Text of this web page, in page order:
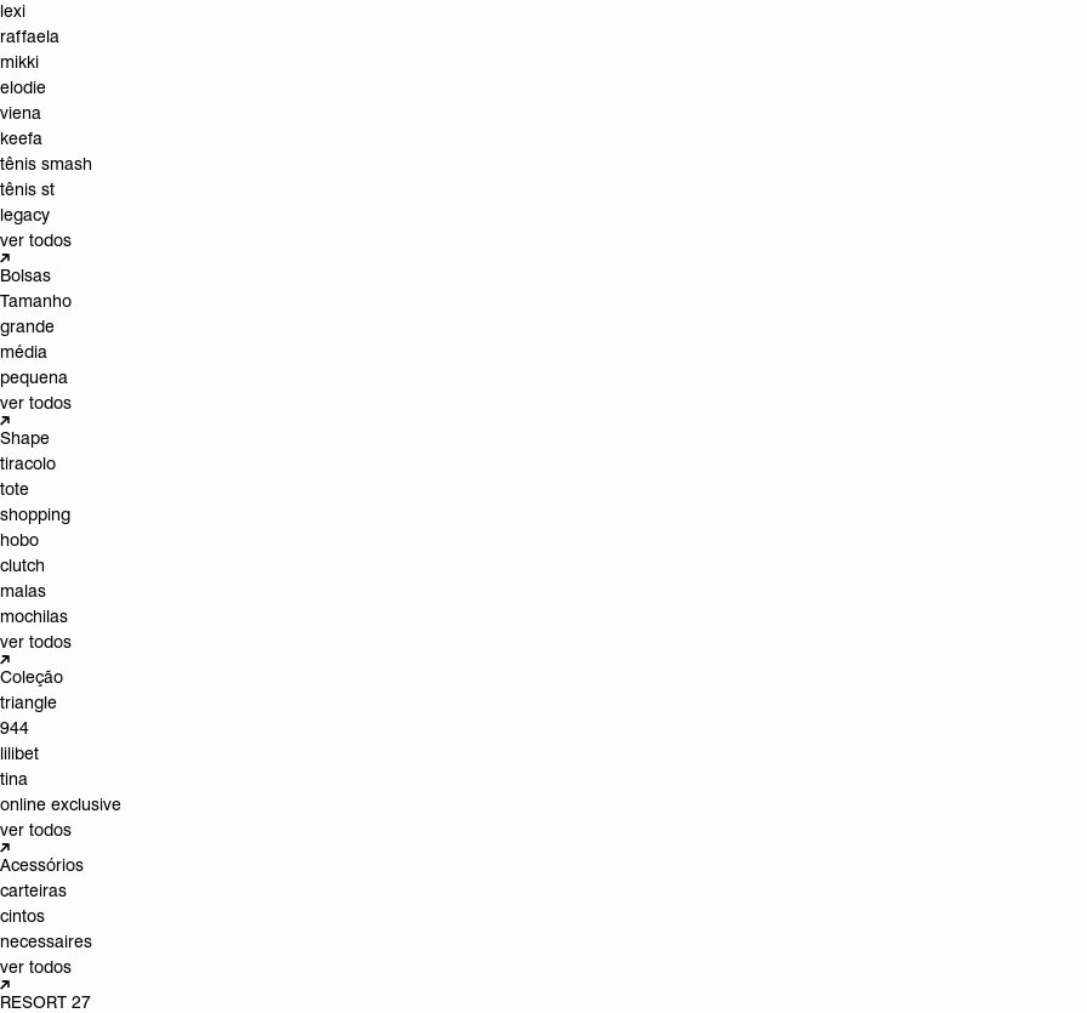
lexi
raffaela
mikki
elodie
viena
keefa
tênis smash
tênis st
legacy
ver todos
Bolsas
Tamanho
grande
média
pequena
ver todos
Shape
tiracolo
tote
shopping
hobo
clutch
malas
mochilas
ver todos
Coleção
triangle
944
lilibet
tina
online exclusive
ver todos
Acessórios
carteiras
cintos
necessaires
ver todos
RESORT 27